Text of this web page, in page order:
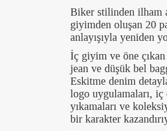
Biker stilinden ilham
giyimden oluşan 20
anlayışıyla yeniden
İç giyim ve öne
jean ve düşük bel
Eskitme denim
logo uygulamaları,
yıkamaları ve
bir karakter